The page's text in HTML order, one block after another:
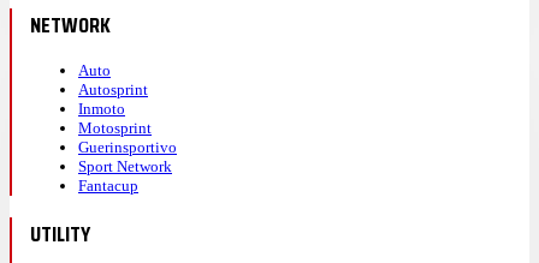
NETWORK
Auto
Autosprint
Inmoto
Motosprint
Guerinsportivo
Sport Network
Fantacup
UTILITY